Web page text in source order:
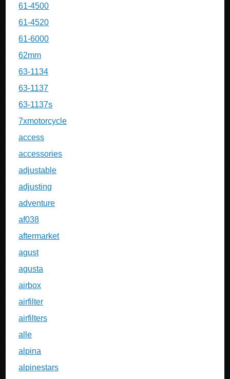
61-4500
61-4520
61-6000
62mm
63-1134
63-1137
63-1137s
7xmotorcycle
access
accessories
adjustable
adjusting
adventure
af038
aftermarket
agust
agusta
airbox
airfilter
airfilters
alle
alpina
alpinestars